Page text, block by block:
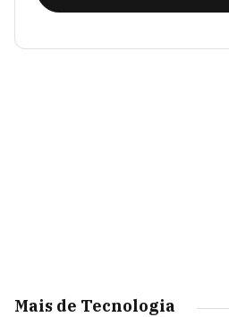
Mais de Tecnologia